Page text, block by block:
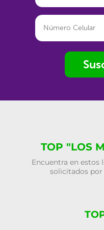
TOP "LOS
Encuentra en estos
solicitados